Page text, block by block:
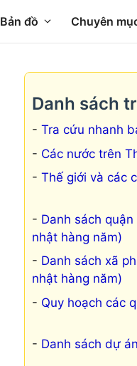
Bản đồ Chuyên
Danh sách
Tra cứu nhanh
Các nước trên
Thế giới và các
Danh sách
nhật hàng năm)
Danh sách xã
nhật hàng năm)
Quy hoạch các
Danh sách dự